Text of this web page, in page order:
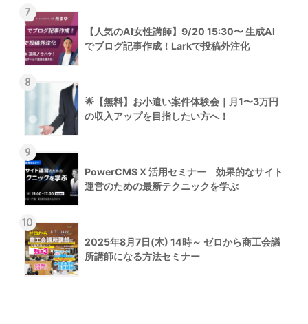
7
【人気のAI女性講師】9/20 15:30〜 生成AI
でブログ記事作成！Larkで投稿外注化
8
🌟【無料】お小遣い案件体験会｜月1〜3万円
の収入アップを目指したい方へ！
9
PowerCMS X 活用セミナー 効果的なサイト
運営のための最新テクニックを学ぶ
10
2025年8月7日(木) 14時～ ゼロから商工会議
所講師になる方法セミナー